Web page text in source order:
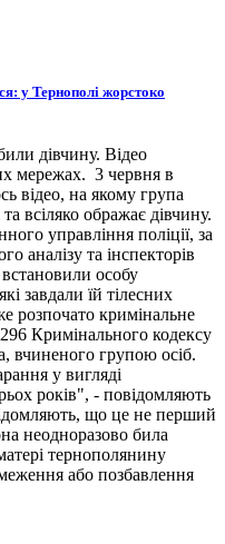
у Тернополі жорстоко
дівчину. Відео
мережах. 3 червня в
відео, на якому група
всіляко ображає дівчину.
управління поліції, за
аналізу та інспекторів
особу
завдали їй тілесних
розпочато кримінальне
Кримінального кодексу
вчиненого групою осіб.
у вигляді
років", - повідомляють
що це не перший
неодноразово била
тернополянину
або позбавлення